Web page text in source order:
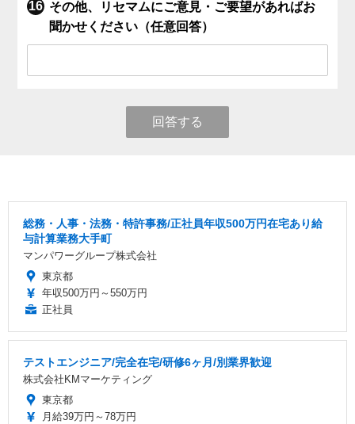
その他、リセマムにご意見・ご要望があればお
聞かせください（任意回答）
回答する
総務・人事・法務・特許事務/正社員年収500万円在宅あり給
与計算業務大手町
マンパワーグループ株式会社
東京都
年収500万円～550万円
正社員
テストエンジニア/完全在宅/研修6ヶ月/別業界歓迎
株式会社KMマーケティング
東京都
月給39万円～78万円